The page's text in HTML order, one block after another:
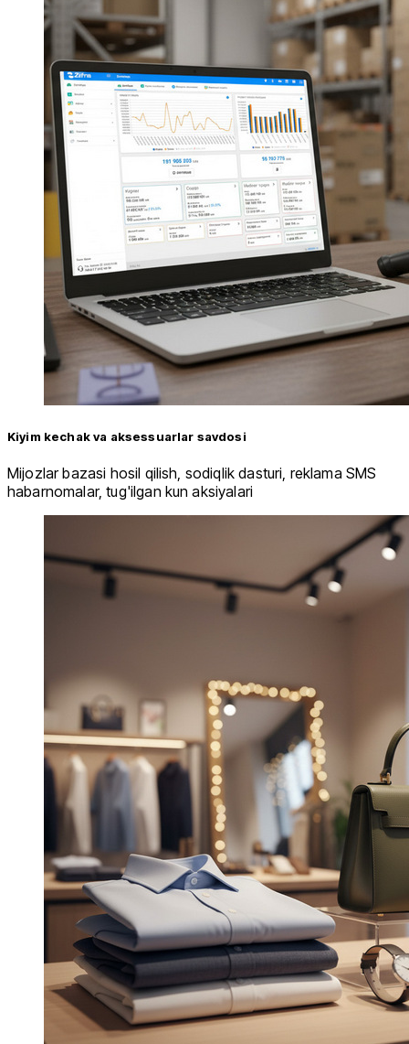
Kiyim kechak va aksessuarlar savdosi
Mijozlar bazasi hosil qilish, sodiqlik dasturi, reklama SMS
habarnomalar, tug'ilgan kun aksiyalari